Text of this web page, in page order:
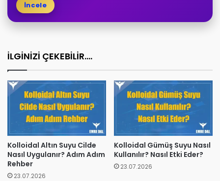
İncele
İLGİNİZİ ÇEKEBİLİR....
Kolloidal Altın Suyu Cilde
Nasıl Uygulanır? Adım Adım
Rehber
23.07.2026
Kolloidal Gümüş Suyu Nasıl
Kullanılır? Nasıl Etki Eder?
23.07.2026